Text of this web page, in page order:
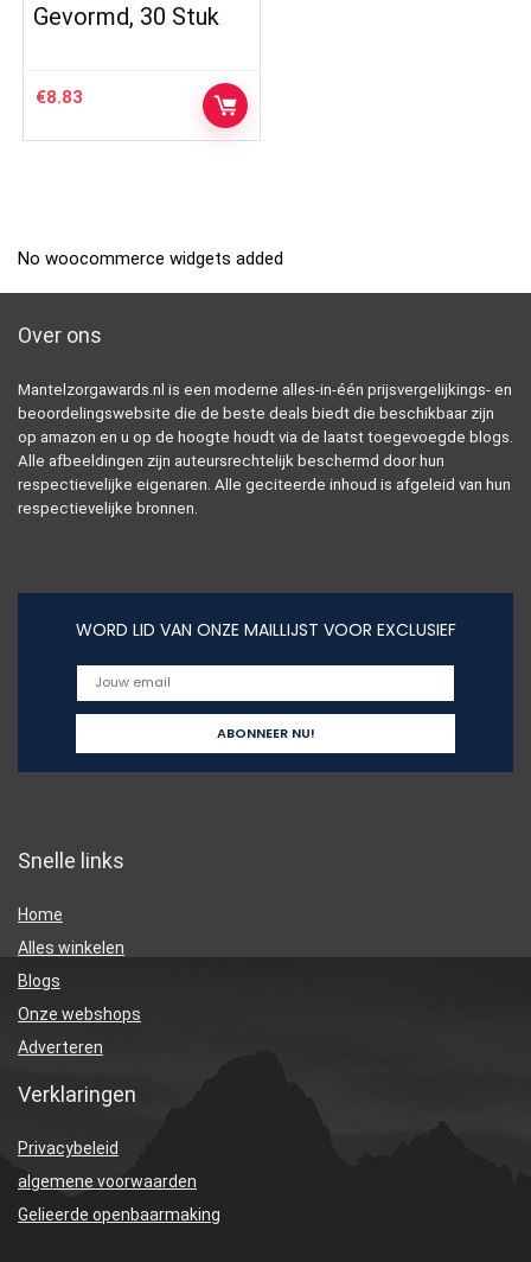
Gevormd, 30 Stuk
€8.83
No woocommerce widgets added
Over ons
Mantelzorgawards.nl is een moderne alles-in-één prijsvergelijkings- en
beoordelingswebsite die de beste deals biedt die beschikbaar zijn
op amazon en u op de hoogte houdt via de laatst toegevoegde blogs.
Alle afbeeldingen zijn auteursrechtelijk beschermd door hun
respectievelijke eigenaren. Alle geciteerde inhoud is afgeleid van hun
respectievelijke bronnen.
WORD LID VAN ONZE MAILLIJST VOOR EXCLUSIEF
Snelle links
Home
Alles winkelen
Blogs
Onze webshops
Adverteren
Verklaringen
Privacybeleid
algemene voorwaarden
Gelieerde openbaarmaking